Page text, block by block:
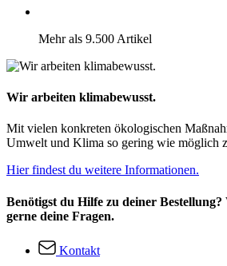
Mehr als 9.500 Artikel
Wir arbeiten klimabewusst.
Mit vielen konkreten ökologischen
Umwelt und Klima so gering wie möglich
Hier findest du weitere Informationen.
Benötigst du Hilfe zu deiner
gerne deine Fragen.
Kontakt